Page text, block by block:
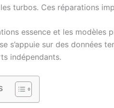
turbos. Ces réparations
essence et les modèles
s’appuie sur des données
indépendants.